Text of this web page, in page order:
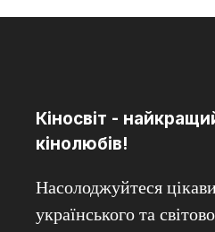
Кіносвіт -
кінолюбів!
Насолоджуйтеся
українського та